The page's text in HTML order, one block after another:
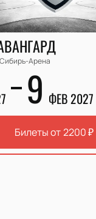
Сибирь-Арена
9 ФЕВ 2027
Билеты от2200₽